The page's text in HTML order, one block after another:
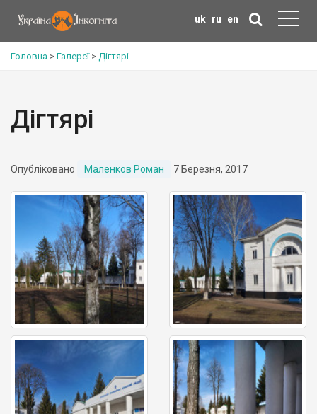
uk ru en
Головна > Галереї> Дігтярі
Дігтярі
Опубліковано Маленков Роман 7 Березня, 2017